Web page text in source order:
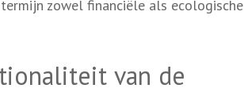
zowel financiële als ecologische
van de